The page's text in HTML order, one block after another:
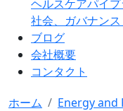
ヘルスケアパイ
社会、ガバナンス
ブログ
会社概要
コンタクト
ホーム
Energy and